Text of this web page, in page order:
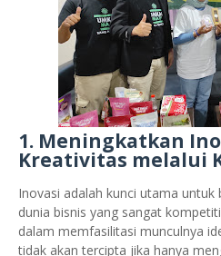
1. Meningkatkan
Kreativitas melalui
Inovasi adalah kunci utama
dunia bisnis yang sangat
dalam memfasilitasi munculnya
tidak akan tercipta jika hanya